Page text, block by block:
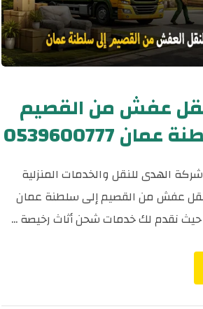
عفش من القصيم
0539600777
الهدى للنقل والخدمات المنزلية
عفش من القصيم إلى سلطنة عمان